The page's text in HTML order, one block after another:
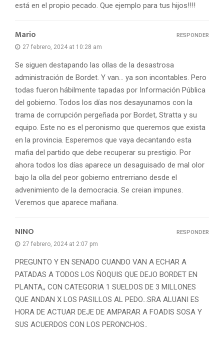
está en el propio pecado. Que ejemplo para tus hijos!!!!
Mario
27 febrero, 2024 at 10:28 am
Se siguen destapando las ollas de la desastrosa
administración de Bordet. Y van… ya son incontables. Pero
todas fueron hábilmente tapadas por Información Pública
del gobierno. Todos los días nos desayunamos con la
trama de corrupción pergeñada por Bordet, Stratta y su
equipo. Este no es el peronismo que queremos que exista
en la provincia. Esperemos que vaya decantando esta
mafia del partido que debe recuperar su prestigio. Por
ahora todos los días aparece un desaguisado de mal olor
bajo la olla del peor gobierno entrerriano desde el
advenimiento de la democracia. Se creian impunes.
Veremos que aparece mañana.
RESPONDER
NINO
27 febrero, 2024 at 2:07 pm
PREGUNTO Y EN SENADO CUANDO VAN A ECHAR A
PATADAS A TODOS LOS ÑOQUIS QUE DEJO BORDET EN
PLANTA,, CON CATEGORIA 1 SUELDOS DE 3 MILLONES
QUE ANDAN X LOS PASILLOS AL PEDO…SRA ALUANI ES
HORA DE ACTUAR DEJE DE AMPARAR A FOADIS SOSA Y
SUS ACUERDOS CON LOS PERONCHOS..
RESPONDER